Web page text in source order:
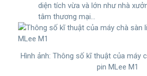
diện tích vừa và lớn như nhà
tâm thương mại…
Hình ảnh: Thông số kĩ thuật của máy
pin MLee M1